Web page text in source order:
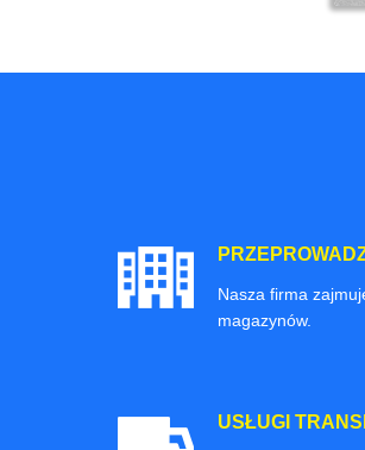
Nasza firma
magazynów.
USŁUGI